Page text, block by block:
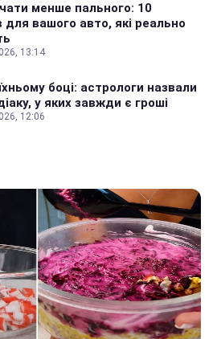
менше пального: 10
для вашого авто, які реально
13:14
боці: астрологи назвали
у яких завжди є гроші
12:06